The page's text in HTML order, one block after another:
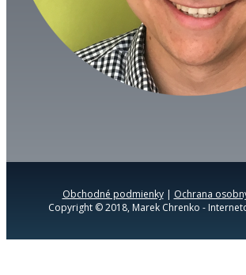
Obchodné podmienky| Ochrana
Copyright © 2018, Marek Chrenko -